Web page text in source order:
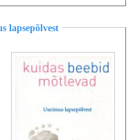
lapsepõlvest